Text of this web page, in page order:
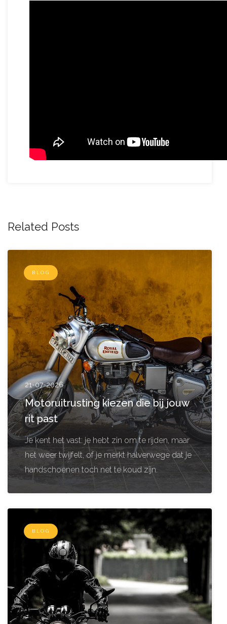
Related Posts
BLOG
21-07-2026
Motoruitrusting kiezen die bij jouw
rit past
Je kent het vast: je hebt zin om te rijden, maar
het weer twijfelt, of je merkt halverwege dat je
handschoenen toch net te koud zijn.
BLOG